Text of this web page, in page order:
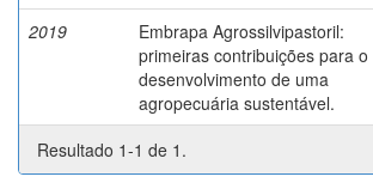
2019
Embrapa Agrossilvipastoril:
primeiras contribuições para o
desenvolvimento de uma
agropecuária sustentável.
Resultado 1-1 de 1.